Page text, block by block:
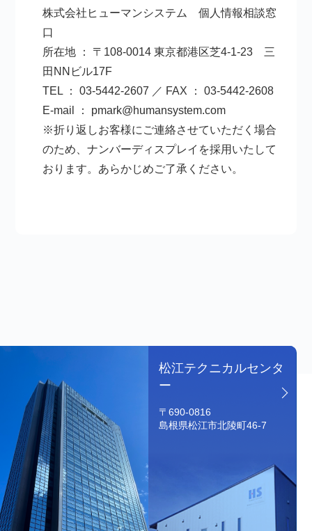
株式会社ヒューマンシステム 個人情報相談窓
口
所在地 ： 〒108-0014 東京都港区芝4-1-23 三
田NNビル17F
TEL ： 03-5442-2607 ／ FAX ： 03-5442-2608
E-mail ： pmark@humansystem.com
※折り返しお客様にご連絡させていただく場合
のため、ナンバーディスプレイを採用いたして
おります。あらかじめご了承ください。
松江テクニカルセンタ
ー
〒690-0816
島根県松江市北陵町46-7